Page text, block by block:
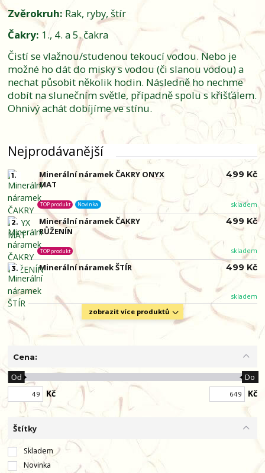
Zvěrokruh: Rak, ryby, štír
Čakry: 1., 4. a 5. čakra
Čistí se vlažnou/studenou tekoucí vodou. Nebo je
možné ho dát do misky s vodou (či slanou vodou) a
nechat působit několik hodin. Následně ho nechme
dobít na slunečním světle, případně spolu s křišťálem.
Ohnivý achát dobíjíme ve stínu.
Nejprodávanější
1.
Minerální náramek ČAKRY ONYX
MAT
skladem
TOP produkt Novinka
499 Kč
2.
Minerální náramek ČAKRY
RŮŽENÍN
skladem
TOP produkt
499 Kč
3. Minerální náramek ŠTÍR
skladem
499 Kč
zobrazit více produktů
Cena:
Kč
Od Do
Kč
Štítky
Skladem
Novinka